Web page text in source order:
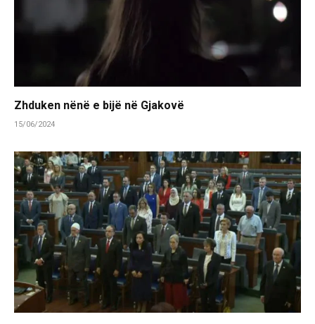
Zhduken nënë e bijë në Gjakovë
15/06/2024